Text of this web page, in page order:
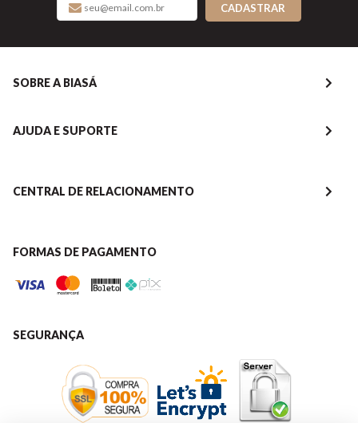
CADASTRAR
SOBRE A BIASÁ
AJUDA E SUPORTE
CENTRAL DE RELACIONAMENTO
FORMAS DE PAGAMENTO
SEGURANÇA